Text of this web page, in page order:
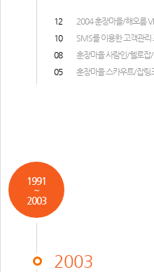
12
2004 훈장마을/해오름
10
SMS를 이용한 고객관리
08
훈장마을 사람인/헬로잡
05
훈장마을 스카우트/잡링
1991
~
2003
2003